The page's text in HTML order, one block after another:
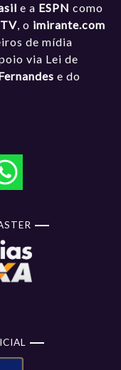
e a ESPNcomo
, o imirante.com
de mídia
via Lei de
e do